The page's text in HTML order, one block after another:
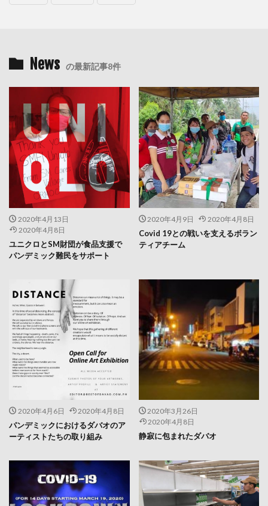
News の最新記事8件
2020年4月13日
2020年4月8日
ユニクロとSM財団が食品支援で
パンデミック難民をサポート
2020年4月9日 2020年4月8日
Covid 19との戦いを支えるボラン
ティアチーム
2020年4月6日 2020年4月8日
パンデミックにおけるダバオのア
ーティストたちの取り組み
2020年3月26日
2020年4月8日
静寂に包まれたダバオ